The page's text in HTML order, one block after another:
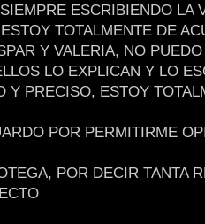
ESCRIBIENDO LA
TOTALMENTE DE
Y VALERIA, NO
LO EXPLICAN Y LO
Y PRECISO, ESTOY
POR PERMITIRME
POR DECIR TANTA